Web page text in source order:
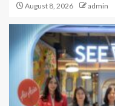
August 8, 2026 admin